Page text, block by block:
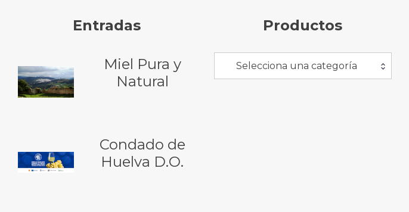
Entradas
Miel Pura y
Natural
Condado de
Huelva D.O.
Productos
Selecciona una categoría